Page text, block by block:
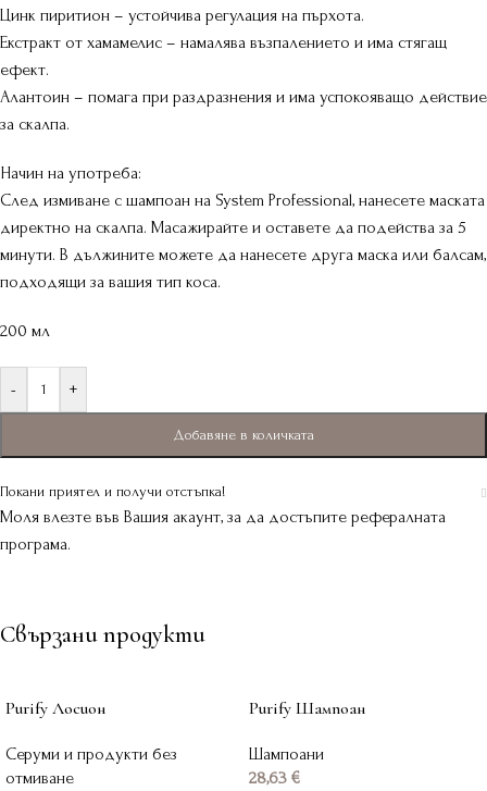
Цинк пиритион – устойчива регулация на пърхота.
Екстракт от хамамелис – намалява възпалението и има стягащ
ефект.
Алантоин – помага при раздразнения и има успокояващо действие
за скалпа.
Начин на употреба:
След измиване с шампоан на System Professional, нанесете маската
директно на скалпа. Масажирайте и оставете да подейства за 5
минути. В дължините можете да нанесете друга маска или балсам,
подходящи за вашия тип коса.
200 мл
- +
Добавяне в количката
Покани приятел и получи отстъпка!
Моля влезте във Вашия акаунт, за да достъпите рефералната
програма.
Свързани продукти
Purify Лосион
Серуми и продукти без
отмиване
Purify Шампоан
Шампоани
28,63 €